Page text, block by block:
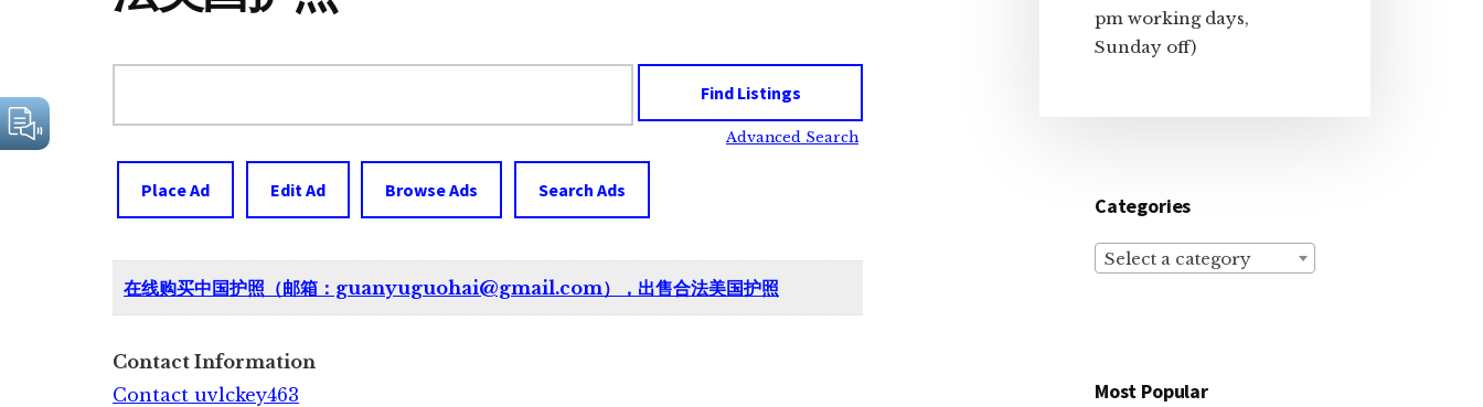
Advanced Search
Place Ad Edit Ad Browse Ads Search Ads
在线购买中国护照（邮箱：guanyuguohai@gmail.com），出售合法美国护照
Contact Information
Contact uvlckey463
pm working days,
Sunday off)
Categories
Select a category
Most Popular